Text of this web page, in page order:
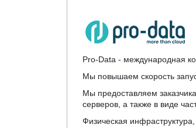
Pro-Data - международная
Мы повышаем скорость
Мы предоставляем
серверов, а также в виде
Физическая